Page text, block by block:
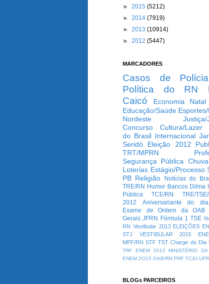
► 2015 (5212)
► 2014 (7919)
► 2013 (10914)
► 2012 (5447)
MARCADORES
Casos de Polícia
Política do RN
Caicó
Economia Natal
Educação/Saúde
Nordeste
Concurso
Cultura/Lazer
do Brasil Internacional
Seridó
Eleição 2012
TRT/MPRN
Segurança Pública Chuva
Loterias Estágio/Processo
PB Religião Notícias do
TRE/RN Humor Bancos Dilma
Pública
TCE/RN
TRE/
2012
Aniversariante do
Exame de Ordem da OAB
Gerais JFRN Fórmula 1 TSE
RN Vestibular 2013 ELEIÇÕES
STJ
VESTIBULAR 2015
MPF/RN STF TST Charge do Dia
TRF
ENEM 2013
MINISTÉRIO
ENEM 2O15 OAB/RN PRF TCJU
BLOGs PARCEIROS